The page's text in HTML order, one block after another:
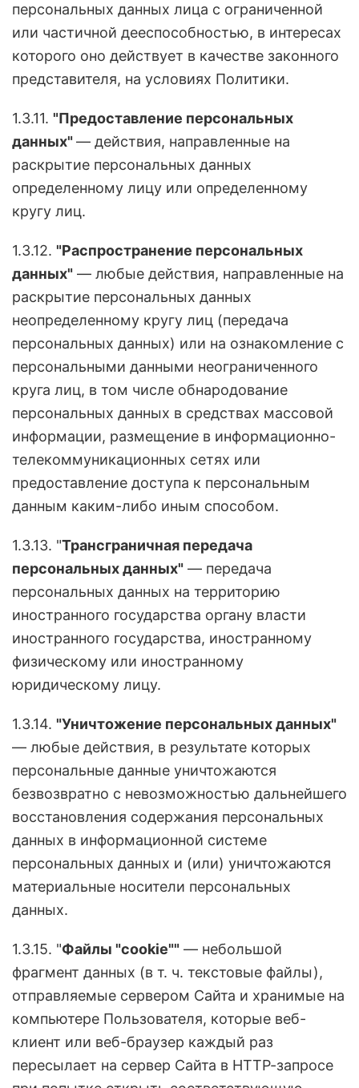
персональных данных лица с ограниченной
или частичной дееспособностью, в интересах
которого оно действует в качестве законного
представителя, на условиях Политики.
1.3.11. "Предоставление персональных
данных"— действия, направленные на
раскрытие персональных данных
определенному лицу или определенному
кругу лиц.
1.3.12. "Распространение персональных
данных" — любые действия, направленные на
раскрытие персональных данных
неопределенному кругу лиц (передача
персональных данных) или на ознакомление с
персональными данными неограниченного
круга лиц, в том числе обнародование
персональных данных в средствах массовой
информации, размещение в информационно-
телекоммуникационных сетях или
предоставление доступа к персональным
данным каким-либо иным способом.
1.3.13. "Трансграничная передача
персональных данных" — передача
персональных данных на территорию
иностранного государства органу власти
иностранного государства, иностранному
физическому или иностранному
юридическому лицу.
1.3.14. "Уничтожение персональных данных"
— любые действия, в результате которых
персональные данные уничтожаются
безвозвратно с невозможностью дальнейшего
восстановления содержания персональных
данных в информационной системе
персональных данных и (или) уничтожаются
материальные носители персональных
данных.
1.3.15. "Файлы "cookie"" — небольшой
фрагмент данных (в т. ч. текстовые файлы),
отправляемые сервером Сайта и хранимые на
компьютере Пользователя, которые веб-
клиент или веб-браузер каждый раз
пересылает на сервер Сайта в НТТР-запросе